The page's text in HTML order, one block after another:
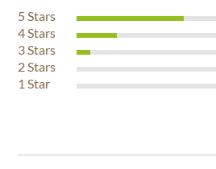
5Stars
4Stars
3Stars
2Stars
1 Star